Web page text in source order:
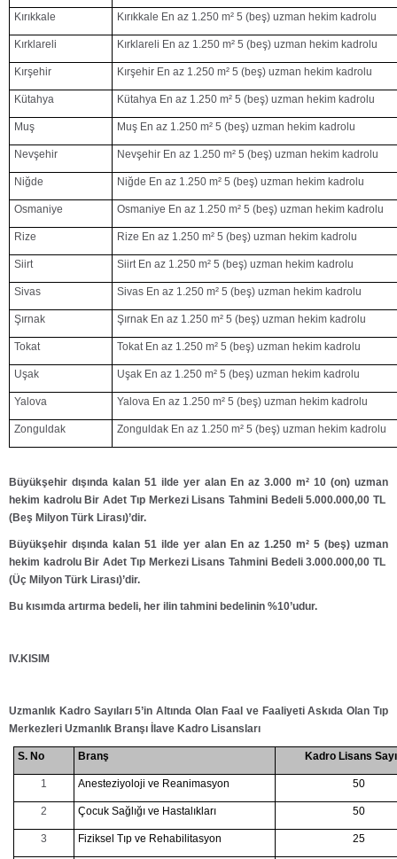
Kırıkkale Kırıkkale En az 1.250 m² 5 (beş) uzman hekim kadrolu
Kırklareli Kırklareli En az 1.250 m² 5 (beş) uzman hekim kadrolu
Kırşehir Kırşehir En az 1.250 m² 5 (beş) uzman hekim kadrolu
Kütahya Kütahya En az 1.250 m² 5 (beş) uzman hekim kadrolu
Muş Muş En az 1.250 m² 5 (beş) uzman hekim kadrolu
Nevşehir Nevşehir En az 1.250 m² 5 (beş) uzman hekim kadrolu
Niğde Niğde En az 1.250 m² 5 (beş) uzman hekim kadrolu
Osmaniye Osmaniye En az 1.250 m² 5 (beş) uzman hekim kadrolu
Rize Rize En az 1.250 m² 5 (beş) uzman hekim kadrolu
Siirt Siirt En az 1.250 m² 5 (beş) uzman hekim kadrolu
Sivas Sivas En az 1.250 m² 5 (beş) uzman hekim kadrolu
Şırnak Şırnak En az 1.250 m² 5 (beş) uzman hekim kadrolu
Tokat Tokat En az 1.250 m² 5 (beş) uzman hekim kadrolu
Uşak Uşak En az 1.250 m² 5 (beş) uzman hekim kadrolu
Yalova Yalova En az 1.250 m² 5 (beş) uzman hekim kadrolu
Zonguldak Zonguldak En az 1.250 m² 5 (beş) uzman hekim kadrolu
Büyükşehir dışında kalan 51 ilde yer alan En az 3.000 m² 10 (on) uzman
hekim kadrolu Bir Adet Tıp Merkezi Lisans Tahmini Bedeli 5.000.000,00 TL
(Beş Milyon Türk Lirası)’dir.
Büyükşehir dışında kalan 51 ilde yer alan En az 1.250 m² 5 (beş) uzman
hekim kadrolu Bir Adet Tıp Merkezi Lisans Tahmini Bedeli 3.000.000,00 TL
(Üç Milyon Türk Lirası)’dir.
Bu kısımda artırma bedeli, her ilin tahmini bedelinin %10’udur.
IV.KISIM
Uzmanlık Kadro Sayıları 5’in Altında Olan Faal ve Faaliyeti Askıda Olan Tıp
Merkezleri Uzmanlık Branşı İlave Kadro Lisansları
S. No Branş Kadro Lisans
1 Anesteziyoloji ve Reanimasyon 50
2 Çocuk Sağlığı ve Hastalıkları 50
3 Fiziksel Tıp ve Rehabilitasyon 25